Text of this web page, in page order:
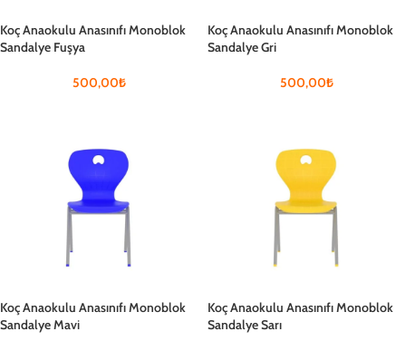
Koç Anaokulu Anasınıfı Monoblok
Sandalye Fuşya
500,00₺
Koç Anaokulu Anasınıfı Monoblok
Sandalye Gri
500,00₺
Koç Anaokulu Anasınıfı Monoblok
Sandalye Mavi
Koç Anaokulu Anasınıfı Monoblok
Sandalye Sarı